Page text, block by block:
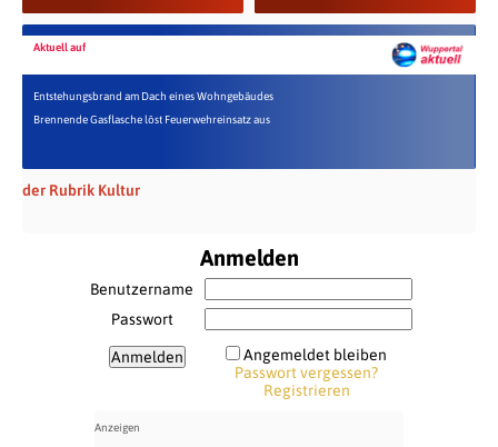
Aktuell auf
Entstehungsbrand am Dach eines Wohngebäudes
Brennende Gasflasche löst Feuerwehreinsatz aus
der Rubrik Kultur
Anmelden
Benutzername
Passwort
Angemeldet bleiben
Passwort vergessen?
Registrieren